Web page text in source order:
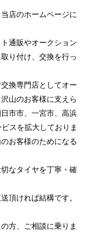
店のホームページに
通販やオークション
り付け、交換を行っ
換専門店としてオー
山のお客様に支えら
市市、一宮市、高浜
スを拡大しておりま
お客様のためになる
なタイヤを丁寧・確
頂ければ結構です。
方、ご相談に乗りま